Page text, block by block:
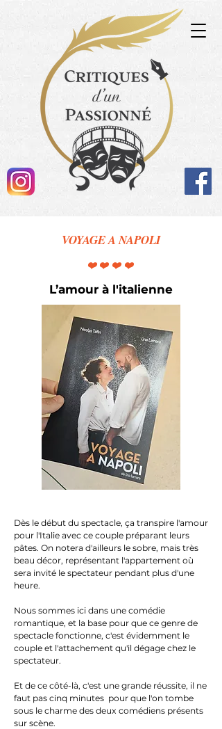
VOYAGE A NAPOLI
❤️❤️❤️❤️
L’amour à l'italienne
Dès le début du spectacle, ça transpire l'amour
pour l'Italie avec ce couple préparant leurs
pâtes. On notera d'ailleurs le sobre, mais très
beau décor, représentant l'appartement où
sera invité le spectateur pendant plus d'une
heure.
Nous sommes ici dans une comédie
romantique, et la base pour que ce genre de
spectacle fonctionne, c'est évidemment le
couple et l'attachement qu'il dégage chez le
spectateur.
Et de ce côté-là, c'est une grande réussite, il ne
faut pas cinq minutes pour que l'on tombe
sous le charme des deux comédiens présents
sur scène.